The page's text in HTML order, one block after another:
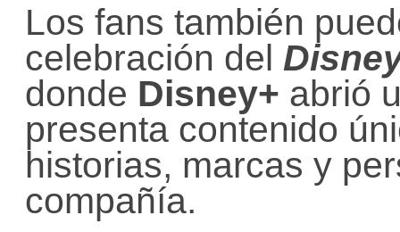
Los fans también
celebración del
donde Disney+ abrió
presenta contenido
historias, marcas y
compañía.